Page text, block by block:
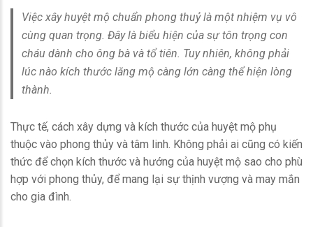
Việc xây huyệt mộ chuẩn phong thuỷ là một nhiệm vụ vô
cùng quan trọng. Đây là biểu hiện của sự tôn trọng con
cháu dành cho ông bà và tổ tiên. Tuy nhiên, không phải
lúc nào kích thước lăng mộ càng lớn càng thể hiện lòng
thành.
Thực tế, cách xây dựng và kích thước của huyệt mộ phụ
thuộc vào phong thủy và tâm linh. Không phải ai cũng có kiến
thức để chọn kích thước và hướng của huyệt mộ sao cho phù
hợp với phong thủy, để mang lại sự thịnh vượng và may mắn
cho gia đình.